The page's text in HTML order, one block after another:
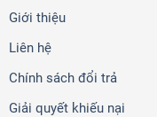
Giới thiệu
Liên hệ
Chính sách đổi trả
Giải quyết khiếu nại